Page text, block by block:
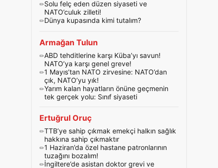
Solu felç eden düzen siyaseti ve
NATO’culuk zilleti!
Dünya kupasında kimi tutalım?
Armağan Tulun
ABD tehditlerine karşı Küba’yı savun!
NATO’ya karşı genel greve!
1 Mayıs’tan NATO zirvesine: NATO’dan
çık, NATO’yu yık!
Yarım kalan hayatların önüne geçmenin
tek gerçek yolu: Sınıf siyaseti
Ertuğrul Oruç
TTB’ye sahip çıkmak emekçi halkın sağlık
hakkına sahip çıkmaktır
1 Haziran’da özel hastane patronlarının
tuzağını bozalım!
İngiltere’de asistan doktor grevi ve